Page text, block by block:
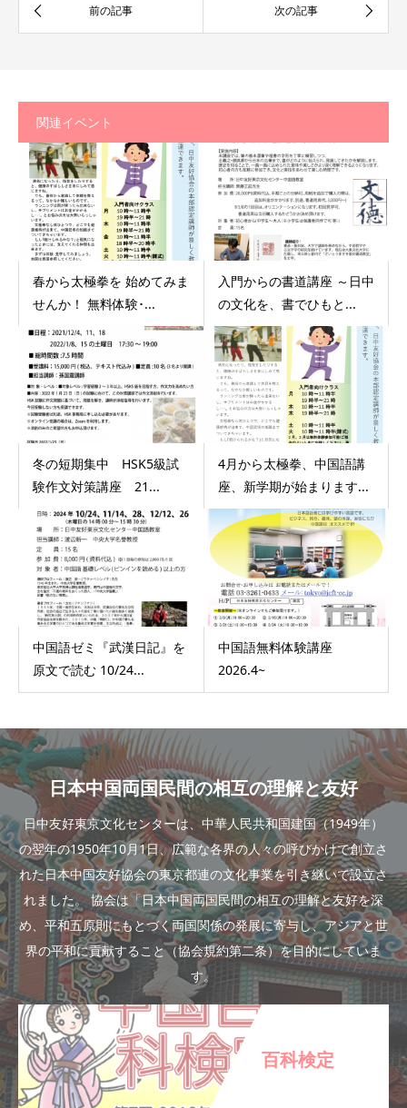
関連イベント
春から太極拳を 始めてみま
せんか！ 無料体験･...
入門からの書道講座 ～日中
の文化を、書でひもと...
冬の短期集中 HSK5級試
験作文対策講座 21...
4月から太極拳、中国語講
座、新学期が始まります...
中国語ゼミ『武漢日記』を
原文で読む 10/24...
中国語無料体験講座
2026.4~
日本中国両国民間の相互の理解と友好
日中友好東京文化センターは、中華人民共和国建国（1949年）
の翌年の1950年10月1日、広範な各界の人々の呼びかけで創立さ
れた日本中国友好協会の東京都連の文化事業を引き継いで設立さ
れました。 協会は「日本中国両国民間の相互の理解と友好を深
め、平和五原則にもとづく両国関係の発展に寄与し、アジアと世
界の平和に貢献すること（協会規約第二条）を目的にしていま
す。
百科検定